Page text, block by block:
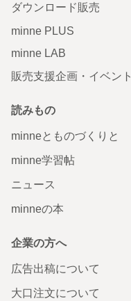
ダウンロード販売
minne PLUS
minne LAB
販売支援企画・イベント
読みもの
minneとものづくりと
minne学習帖
ニュース
minneの本
企業の方へ
広告出稿について
大口注文について